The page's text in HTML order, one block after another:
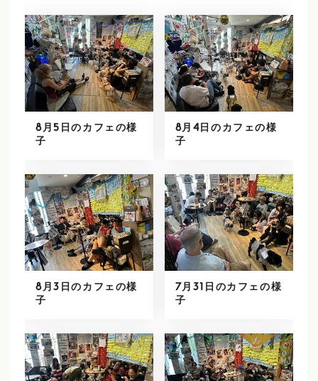
8月5日のカフェの様
子
8月4日のカフェの様
子
8月3日のカフェの様
子
7月31日のカフェの様
子